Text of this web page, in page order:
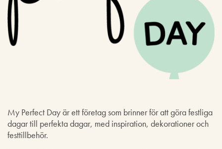
My Perfect Day är ett företag som brinner för att göra festliga
dagar till perfekta dagar, med inspiration, dekorationer och
festtillbehör.